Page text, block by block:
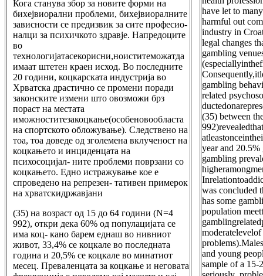
Кога станува збор за новите форми на
бихејвиорални проблеми, бихејвиоралните
зависности се предизвик за сите професио-
налци за психичкото здравје. Напредоците
во
технологијатасекорисни,ноиститеможатда
имаат штетен краен исход. Во последните
20 години, коцкарската индустрија во
Хрватска драстично се промени поради
законските измени што овозможи брз
пораст на местата
иможноститезакоцкање(особеновообласта
на спортското обложување). Следствено на
тоа, тоа доведе од зголемена вклученост на
коцкањето и инциденцата на
психосоцијал- ните проблеми поврзани со
коцкањето. Едно истражување кое е
спроведено на репрезен- тативен примерок
на хрватскидржавјани
(35) на возраст од 15 до 64 години (N=4
992), откри дека 60% од популацијата се
има коц- кано барем еднаш во нивниот
живот, 33,4% се коцкале во последната
година и 20,5% се коцкале во минатиот
месец. Преваленцата за коцкање и неговата
have let to
harmful out
industry in
legal changes
gambling
gambling
related
(35) between
year and 20.5%
gambling
was concluded
has some
population
moderatelevelof
and young
sample of a